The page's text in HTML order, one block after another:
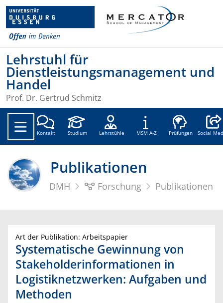
Lehrstuhl für
Dienstleistungsmanagement und
Handel
Prof. Dr. Gertrud Schmitz
Kontakt Studium Lehrstühle MSM A-Z Prüfungen Social
Publikationen
DMH Forschung Publikationen
Art der Publikation: Arbeitspapier
Systematische Gewinnung von
Stakeholderinformationen in
Logistiknetzwerken: Aufgaben und
Methoden